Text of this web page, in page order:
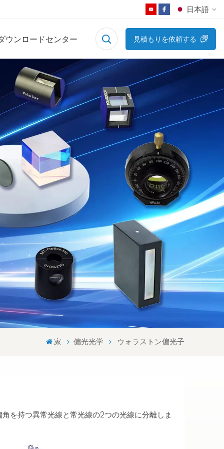
日本語
Français
Русский
Español
日本語
한국어
中文
Svenska språket
Lietuvos kalba
ウンロードセンター 見積もりを依頼する
家 偏光光学 ウォラストン偏光子
を持つ異常光線と常光線の2つの光線に分離しま